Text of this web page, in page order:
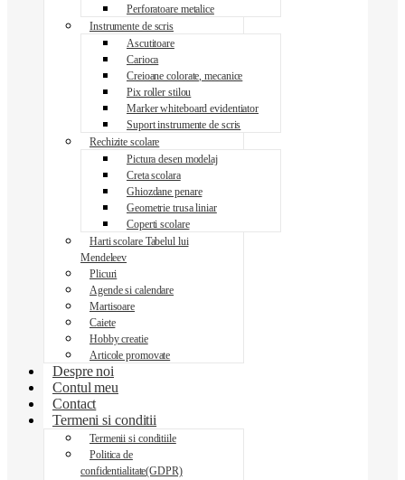
Perforatoare metalice
Instrumente de scris
Ascutitoare
Carioca
Creioane colorate, mecanice
Pix roller stilou
Marker whiteboard evidentiator
Suport instrumente de scris
Rechizite scolare
Pictura desen modelaj
Creta scolara
Ghiozdane penare
Geometrie trusa liniar
Coperti scolare
Harti scolare Tabelul lui
Mendeleev
Plicuri
Agende si calendare
Martisoare
Caiete
Hobby creatie
Articole promovate
Despre noi
Contul meu
Contact
Termeni si conditii
Termenii si conditiile
Politica de
confidentialitate(GDPR)